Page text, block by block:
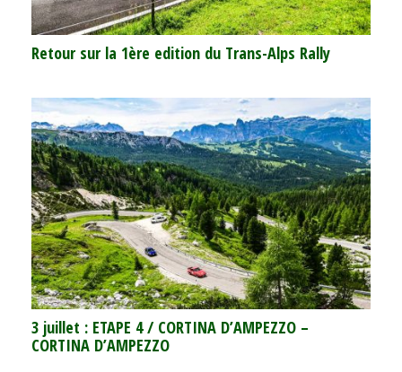
Retour sur la 1ère edition du Trans-Alps Rally
3 juillet : ETAPE 4 / CORTINA D’AMPEZZO –
CORTINA D’AMPEZZO